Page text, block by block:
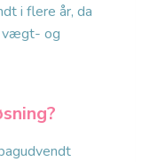
i flere år, da
vægt- og